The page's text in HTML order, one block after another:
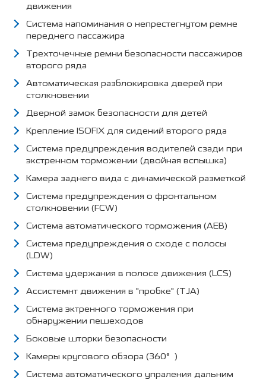
движения
Система напоминания о непрестегнутом ремне
переднего пассажира
Трехточечные ремни безопасности пассажиров
второго ряда
Автоматическая разблокировка дверей при
столкновении
Дверной замок безопасности для детей
Крепление ISOFIX для сидений второго ряда
Система предупреждения водителей сзади при
экстренном торможении (двойная вспышка)
Камера заднего вида с динамической разметкой
Система предупреждения о фронтальном
столкновении (FCW)
Система автоматического торможения (AEB)
Система предупреждения о сходе с полосы
(LDW)
Система удержания в полосе движения (LCS)
Ассистемнт движения в "пробке" (TJA)
Система эктренного торможения при
обнаружении пешеходов
Боковые шторки безопасности
Камеры кругового обзора (360°)
Система автоматического упраления дальним